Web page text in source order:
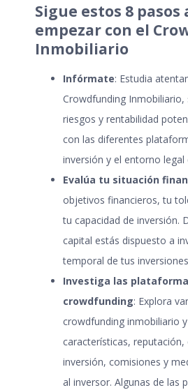
Sigue estos 8 pasos
empezar con el
Inmobiliario
Infórmate: Estudia
Crowdfunding Inmobiliario,
riesgos y rentabilidad
con las diferentes
inversión y el entorno legal
Evalúa tu situación
objetivos financieros, tu
tu capacidad de inversión.
capital estás dispuesto a
temporal de tus
Investiga las
crowdfunding: Explora
crowdfunding inmobiliario
características,
inversión, comisiones y
al inversor. Algunas de las